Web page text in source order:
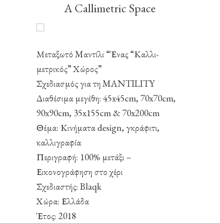
A Callimetric Space
Μεταξωτό Mαντίλι “Ένας “Καλλι-
μετρικός” Χώρος”
Σχεδιασμός για τη MANTILITY
Διαθέσιμα μεγέθη: 45x45cm, 70x70cm,
90x90cm, 35x155cm & 70x200cm
Θέμα: Κινήματα design, γκράφιτι,
καλλιγραφία
Περιγραφή: 100% μετάξι –
Εικονογράφηση στο χέρι
Σχεδιαστής: Blaqk
Χώρα: Ελλάδα
Έτος: 2018